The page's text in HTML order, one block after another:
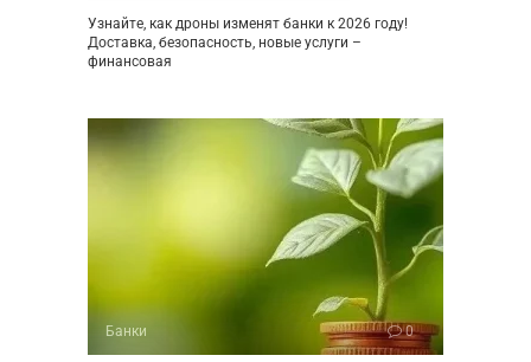
Узнайте, как дроны изменят банки к 2026 году!
Доставка, безопасность, новые услуги –
финансовая
Банки 0